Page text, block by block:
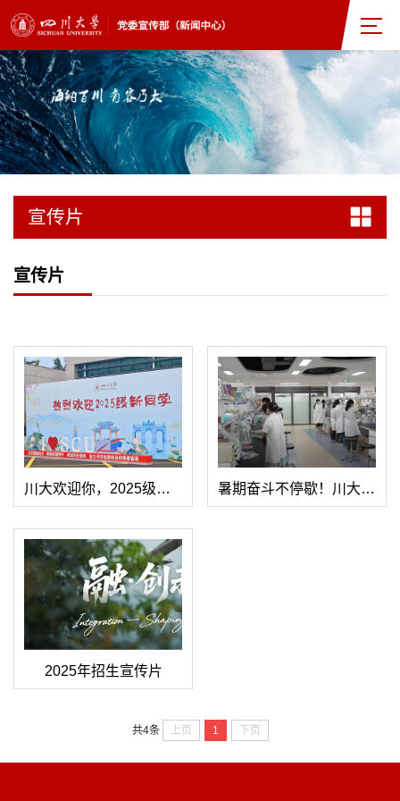
宣传片
宣传片
川大欢迎你，2025级新同学！ 暑期奋斗不停歇！川大人都在做什么？
2025年招生宣传片
共4条 上页 1 下页